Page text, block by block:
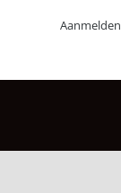
Aanmelden